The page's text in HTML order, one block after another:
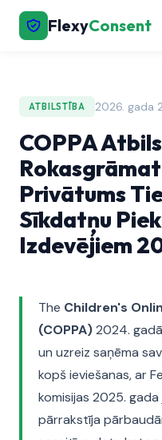
FlexyConsent
ATBILSTĪBA 2026. gada
COPPA
Privātums
Sīkdatņu
Izdevējiem
The Children's
(COPPA)2024.
un uzreiz saņēma
kopš ieviešanas, ar
komisijas 2025.
pārrakstīja